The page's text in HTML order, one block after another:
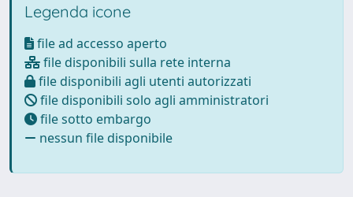
Legenda icone
file ad accesso aperto
file disponibili sulla rete interna
file disponibili agli utenti autorizzati
file disponibili solo agli amministratori
file sotto embargo
nessun file disponibile